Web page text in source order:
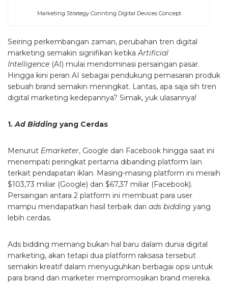
Marketing Strategy Connting Digital Devices Concept
Seiring perkembangan zaman, perubahan tren digital
marketing semakin signifikan ketikaArtificial
Intelligence (AI) mulai mendominasi persaingan pasar.
Hingga kini peran AI sebagai pendukung pemasaran produk
sebuah brand semakin meningkat. Lantas, apa saja sih tren
digital marketing kedepannya? Simak, yuk ulasannya!
1.Ad Bidding yang Cerdas
Menurut Emarketer, Google dan Facebook hingga saat ini
menempati peringkat pertama dibanding platform lain
terkait pendapatan iklan. Masing-masing platform ini meraih
$103,73 miliar (Google) dan $67,37 miliar (Facebook).
Persaingan antara 2 platform ini membuat para user
mampu mendapatkan hasil terbaik dari ads bidding yang
lebih cerdas.
Ads bidding memang bukan hal baru dalam dunia digital
marketing, akan tetapi dua platform raksasa tersebut
semakin kreatif dalam menyuguhkan berbagai opsi untuk
para brand dan marketer mempromosikan brand mereka.